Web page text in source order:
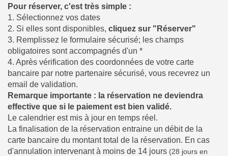
Pour réserver, c'est très simple :
1. Sélectionnez vos dates
2. Si elles sont disponibles, cliquez sur "Réserver"
3. Remplissez le formulaire sécurisé; les champs
obligatoires sont accompagnés d'un *
4. Après vérification des coordonnées de votre carte
bancaire par notre partenaire sécurisé, vous recevrez un
email de validation.
Remarque importante : la réservation ne deviendra
effective que si le paiement est bien validé.
Le calendrier est mis à jour en temps réel.
La finalisation de la réservation entraine un débit de la
carte bancaire du montant total de la réservation. En cas
d'annulation intervenant à moins de 14 jours (28 jours en